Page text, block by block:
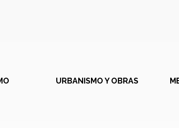
URBANISMO Y OBRAS